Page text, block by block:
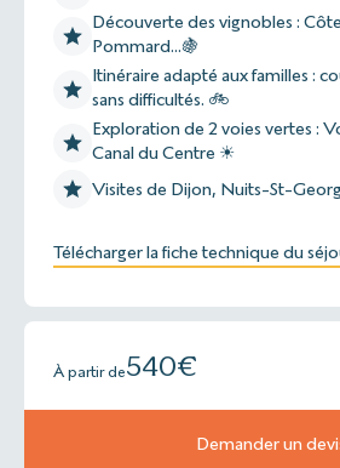
Découverte des vignobles :
Pommard...🍇
Itinéraire adapté aux familles :
sans difficultés. 🚲
Exploration de 2 voies vertes :
Canal du Centre ☀
Visites de Dijon, Nuits-St-
Télécharger la fiche technique du
À partir de540€
Demander un